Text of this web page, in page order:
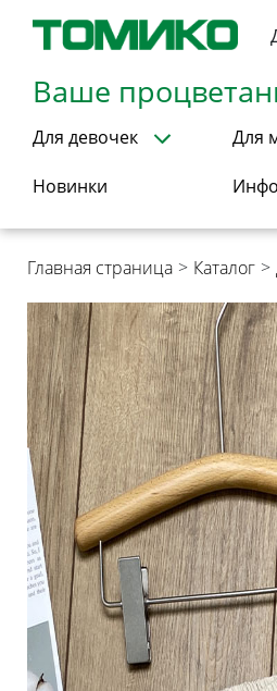
Ваше
Для девочек Для
Новинки
Главная страница > Каталог >